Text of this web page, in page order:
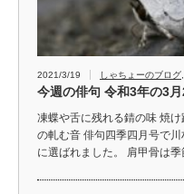
2021/3/19 しゃちょーのブログ
今週の俳句 令和3年の3
凍蝶や舌に残れる錆の味 焼
の軋む音 俳句四季四月号で
に選ばれました。 肩甲骨は